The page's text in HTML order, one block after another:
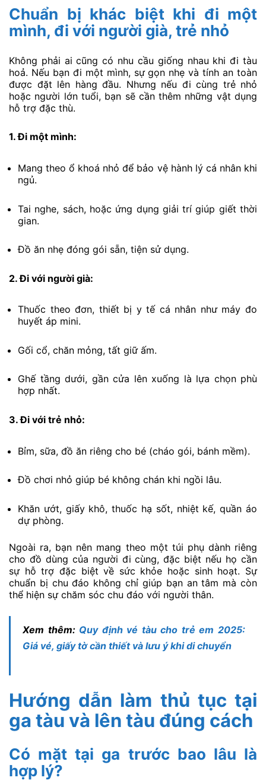
Chuẩn bị khác biệt khi đi một
mình, đi với người già, trẻ nhỏ
Không phải ai cũng có nhu cầu giống nhau khi đi tàu
hoả. Nếu bạn đi một mình, sự gọn nhẹ và tính an toàn
được đặt lên hàng đầu. Nhưng nếu đi cùng trẻ nhỏ
hoặc người lớn tuổi, bạn sẽ cần thêm những vật dụng
hỗ trợ đặc thù.
1. Đi một mình:
Mang theo ổ khoá nhỏ để bảo vệ hành lý cá nhân khi
ngủ.
Tai nghe, sách, hoặc ứng dụng giải trí giúp giết thời
gian.
Đồ ăn nhẹ đóng gói sẵn, tiện sử dụng.
2. Đi với người già:
Thuốc theo đơn, thiết bị y tế cá nhân như máy đo
huyết áp mini.
Gối cổ, chăn mỏng, tất giữ ấm.
Ghế tầng dưới, gần cửa lên xuống là lựa chọn phù
hợp nhất.
3. Đi với trẻ nhỏ:
Bỉm, sữa, đồ ăn riêng cho bé (cháo gói, bánh mềm).
Đồ chơi nhỏ giúp bé không chán khi ngồi lâu.
Khăn ướt, giấy khô, thuốc hạ sốt, nhiệt kế, quần áo
dự phòng.
Ngoài ra, bạn nên mang theo một túi phụ dành riêng
cho đồ dùng của người đi cùng, đặc biệt nếu họ cần
sự hỗ trợ đặc biệt về sức khỏe hoặc sinh hoạt. Sự
chuẩn bị chu đáo không chỉ giúp bạn an tâm mà còn
thể hiện sự chăm sóc chu đáo với người thân.
Xem thêm: Quy định vé tàu cho trẻ em 2025:
Giá vé, giấy tờ cần thiết và lưu ý khi di chuyển
Hướng dẫn làm thủ tục tại
ga tàu và lên tàu đúng cách
Có mặt tại ga trước bao lâu là
hợp lý?